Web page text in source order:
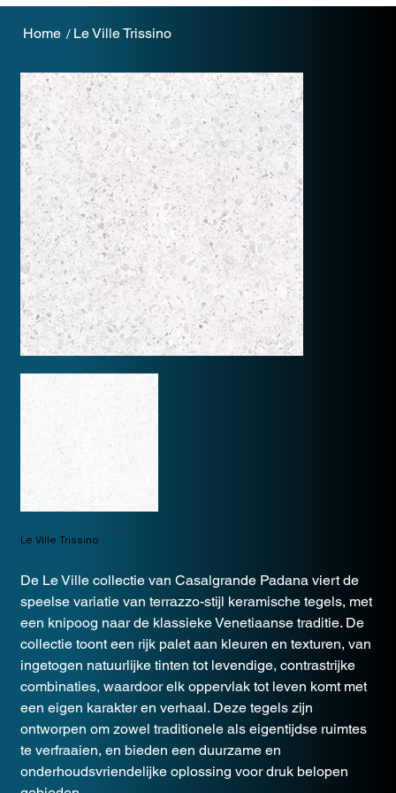
Home / Le Ville Trissino
Le Ville Trissino
De Le Ville collectie van Casalgrande Padana viert de
speelse variatie van terrazzo-stijl keramische tegels, met
een knipoog naar de klassieke Venetiaanse traditie. De
collectie toont een rijk palet aan kleuren en texturen, van
ingetogen natuurlijke tinten tot levendige, contrastrijke
combinaties, waardoor elk oppervlak tot leven komt met
een eigen karakter en verhaal. Deze tegels zijn
ontworpen om zowel traditionele als eigentijdse ruimtes
te verfraaien, en bieden een duurzame en
onderhoudsvriendelijke oplossing voor druk belopen